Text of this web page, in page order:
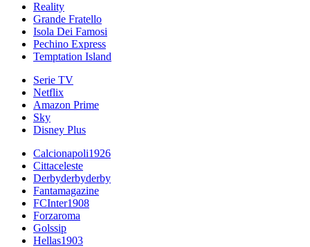
Reality
Grande Fratello
Isola Dei Famosi
Pechino Express
Temptation Island
Serie TV
Netflix
Amazon Prime
Sky
Disney Plus
Calcionapoli1926
Cittaceleste
Derbyderbyderby
Fantamagazine
FCInter1908
Forzaroma
Golssip
Hellas1903